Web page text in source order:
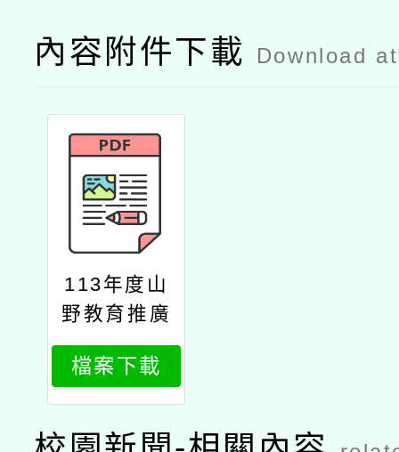
內容附件下載 Download
113年度山
野教育推廣
實施計畫
檔案下載